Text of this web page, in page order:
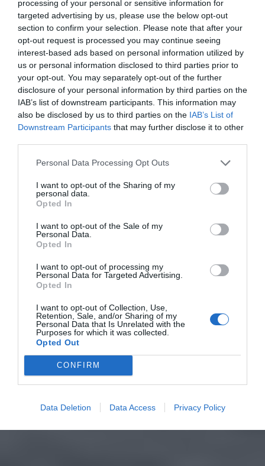
processing of your personal or sensitive information for
targeted advertising by us, please use the below opt-out
section to confirm your selection. Please note that after your
opt-out request is processed you may continue seeing
interest-based ads based on personal information utilized by
us or personal information disclosed to third parties prior to
your opt-out. You may separately opt-out of the further
disclosure of your personal information by third parties on the
IAB’s list of downstream participants. This information may
also be disclosed by us to third parties on the IAB’s List of
Downstream Participants that may further disclose it to other
Personal Data Processing Opt Outs
I want to opt-out of the Sharing of my
personal data.
Opted In
I want to opt-out of the Sale of my
Personal Data.
Opted In
I want to opt-out of processing my
Personal Data for Targeted Advertising.
Opted In
I want to opt-out of Collection, Use,
Retention, Sale, and/or Sharing of my
Personal Data that Is Unrelated with the
Purposes for which it was collected.
Opted Out
CONFIRM
Data Deletion Data Access Privacy Policy